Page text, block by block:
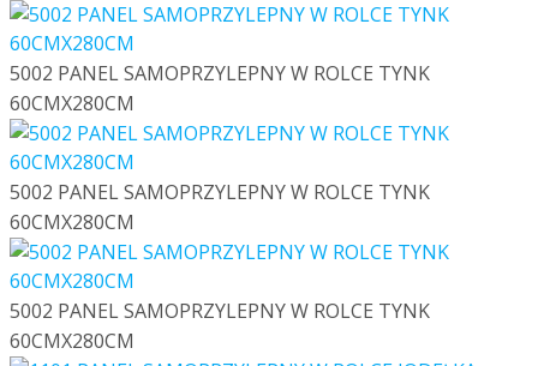
5002 PANEL SAMOPRZYLEPNY W ROLCE TYNK
60CMX280CM
5002 PANEL SAMOPRZYLEPNY W ROLCE TYNK
60CMX280CM
5002 PANEL SAMOPRZYLEPNY W ROLCE TYNK
60CMX280CM